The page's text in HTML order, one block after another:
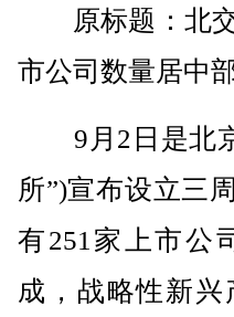
原标题：北交
市公司数量居中
9月2日是北京
所”)宣布设立三
有251家上市公
成，战略性新